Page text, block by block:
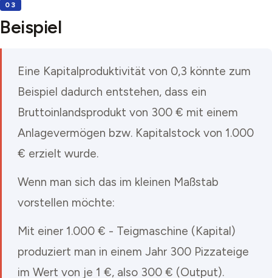
Beispiel
Eine Kapitalproduktivität von 0,3 könnte zum
Beispiel dadurch entstehen, dass ein
Bruttoinlandsprodukt von 300 € mit einem
Anlagevermögen bzw. Kapitalstock von 1.000
€ erzielt wurde.
Wenn man sich das im kleinen Maßstab
vorstellen möchte:
Mit einer 1.000 € - Teigmaschine (Kapital)
produziert man in einem Jahr 300 Pizzateige
im Wert von je 1 €, also 300 € (Output).